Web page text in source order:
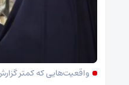
واقعیت‌هایی که کمتر